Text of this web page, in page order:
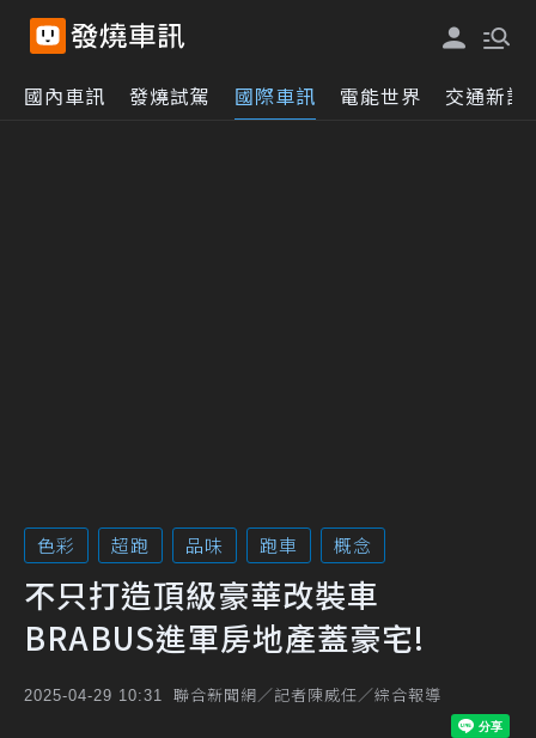
國內車訊 發燒試駕 國際車訊 電能世界 交通新訊
色彩 超跑 品味 跑車 概念
不只打造頂級豪華改裝車
BRABUS進軍房地產蓋豪宅!
2025-04-29 10:31 聯合新聞網／記者陳威任／綜合報導